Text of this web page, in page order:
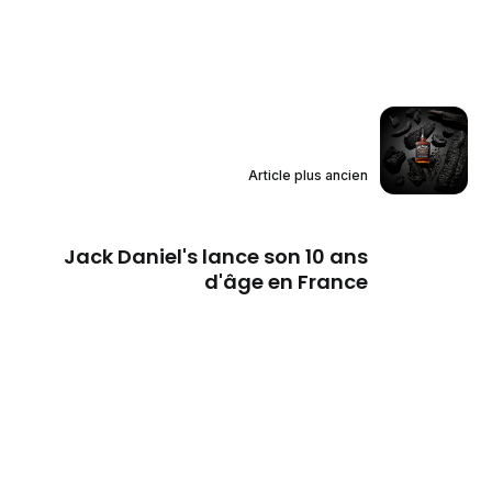
Article plus ancien
Jack Daniel's lance son 10 ans
d'âge en France